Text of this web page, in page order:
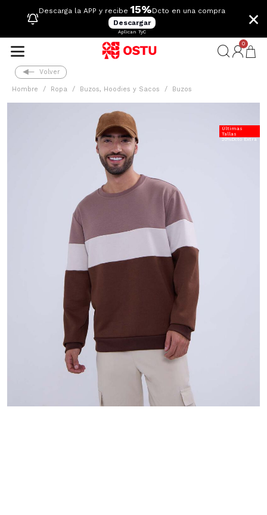
Descarga la APP y recibe 15%Dcto en una compra
Descargar
Aplican TyC
×
0
Volver
Hombre Ropa Buzos, Hoodies y Sacos Buzos
Últimas
Tallas
20%Dcto Extra